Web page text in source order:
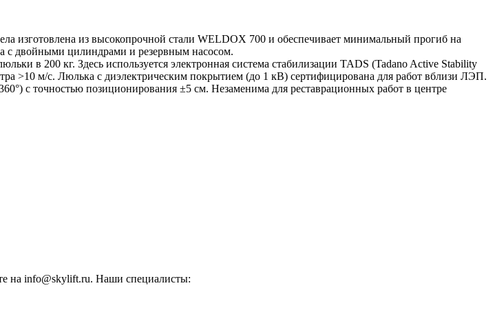
изготовлена из высокопрочной стали WELDOX 700 и обеспечивает минимальный прогиб на
с двойными цилиндрами и резервным насосом.
в 200 кг. Здесь используется электронная система стабилизации TADS (Tadano Active Stability
>10 м/с. Люлька с диэлектрическим покрытием (до 1 кВ) сертифицирована для работ вблизи ЛЭП.
с точностью позиционирования ±5 см. Незаменима для реставрационных работ в центре
на info@skylift.ru. Наши специалисты: